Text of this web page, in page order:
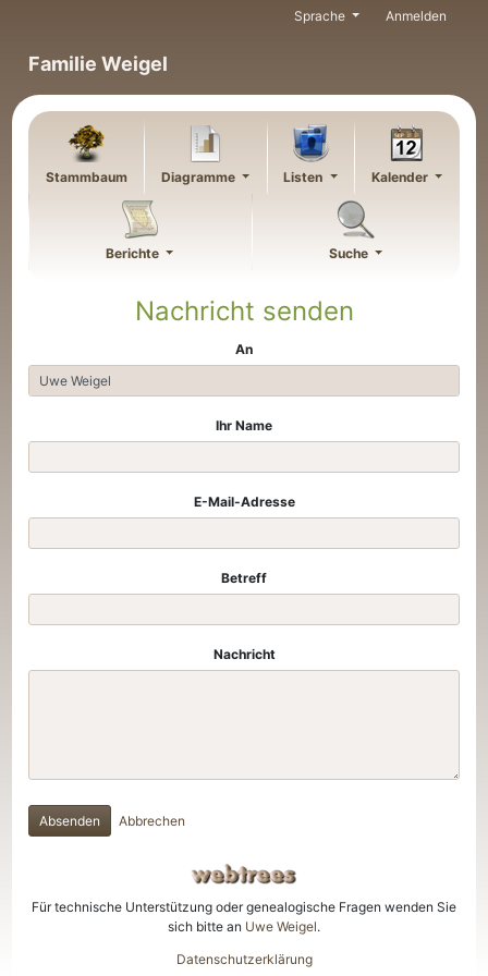
Familie Weigel
Sprache Anmelden
Stammbaum Diagramme Listen Kalender
Berichte Suche
Nachricht senden
An
Ihr Name
E-Mail-Adresse
Betreff
Nachricht
Absenden Abbrechen
Für technische Unterstützung oder genealogische Fragen wenden Sie
sich bitte an Uwe Weigel.
Datenschutzerklärung